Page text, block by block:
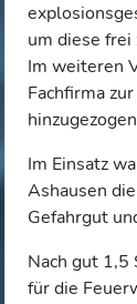
um diese frei
Im weiteren
Fachfirma
Im Einsatz
Ashausen
Gefahrgut
Nach gut 1,5
für die